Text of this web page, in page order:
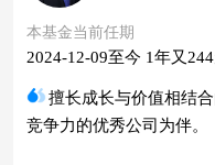
本基金当前任期
2024-12-09至今 1年又
擅长成长与价值相结
竞争力的优秀公司为伴。